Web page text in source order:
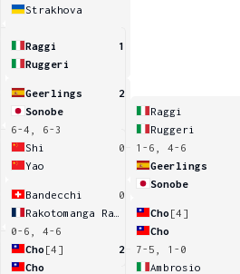
Strakhova
Raggi
1
Ruggeri
Geerlings
2
Sonobe
6-4, 6-3
Shi
0
Yao
Bandecchi
0
0-6, 4-6
Cho [4]
2
Cho
Raggi
Ruggeri
1-6, 4-6
Geerlings
Sonobe
Cho [4]
Cho
7-5, 1-0
Ambrosio